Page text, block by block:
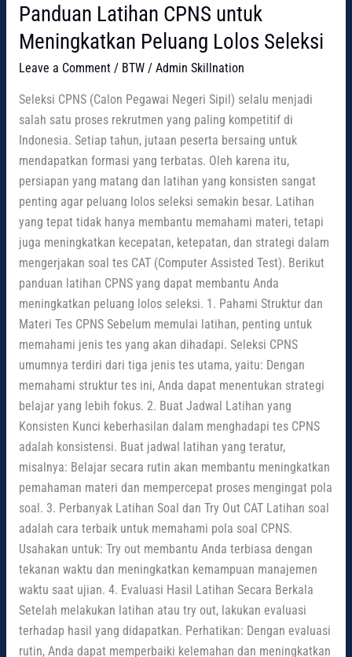
Panduan Latihan CPNS untuk
Meningkatkan Peluang Lolos Seleksi
Leave a Comment / BTW/ Admin Skillnation
Seleksi CPNS (Calon Pegawai Negeri Sipil) selalu menjadi
salah satu proses rekrutmen yang paling kompetitif di
Indonesia. Setiap tahun, jutaan peserta bersaing untuk
mendapatkan formasi yang terbatas. Oleh karena itu,
persiapan yang matang dan latihan yang konsisten sangat
penting agar peluang lolos seleksi semakin besar. Latihan
yang tepat tidak hanya membantu memahami materi, tetapi
juga meningkatkan kecepatan, ketepatan, dan strategi dalam
mengerjakan soal tes CAT (Computer Assisted Test). Berikut
panduan latihan CPNS yang dapat membantu Anda
meningkatkan peluang lolos seleksi. 1. Pahami Struktur dan
Materi Tes CPNS Sebelum memulai latihan, penting untuk
memahami jenis tes yang akan dihadapi. Seleksi CPNS
umumnya terdiri dari tiga jenis tes utama, yaitu: Dengan
memahami struktur tes ini, Anda dapat menentukan strategi
belajar yang lebih fokus. 2. Buat Jadwal Latihan yang
Konsisten Kunci keberhasilan dalam menghadapi tes CPNS
adalah konsistensi. Buat jadwal latihan yang teratur,
misalnya: Belajar secara rutin akan membantu meningkatkan
pemahaman materi dan mempercepat proses mengingat pola
soal. 3. Perbanyak Latihan Soal dan Try Out CAT Latihan soal
adalah cara terbaik untuk memahami pola soal CPNS.
Usahakan untuk: Try out membantu Anda terbiasa dengan
tekanan waktu dan meningkatkan kemampuan manajemen
waktu saat ujian. 4. Evaluasi Hasil Latihan Secara Berkala
Setelah melakukan latihan atau try out, lakukan evaluasi
terhadap hasil yang didapatkan. Perhatikan: Dengan evaluasi
rutin, Anda dapat memperbaiki kelemahan dan meningkatkan